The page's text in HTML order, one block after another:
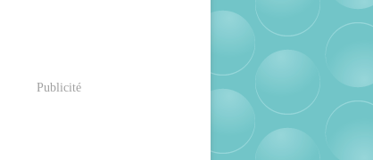
Publicité